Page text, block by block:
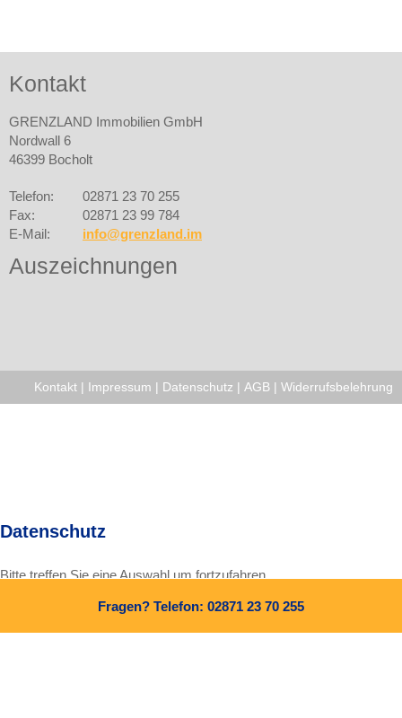
Kontakt
GRENZLAND Immobilien GmbH
Nordwall 6
46399 Bocholt
Telefon:
02871 23 70 255
Fax:
02871 23 99 784
E-Mail:
info@grenzland.im
Auszeichnungen
Kontakt | Impressum | Datenschutz | AGB | Widerrufsbelehrung
Fragen? Telefon: 02871 23 70 255
Datenschutz
Bitte treffen Sie eine Auswahl um fortzufahren.
Alle Cookies und Skripte zulassen